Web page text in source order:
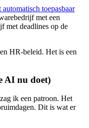
toepasbaar
met een
met deadlines op de
HR-beleid. Het is een
AI nu doet)
ik een patroon. Het
Dit is wat er